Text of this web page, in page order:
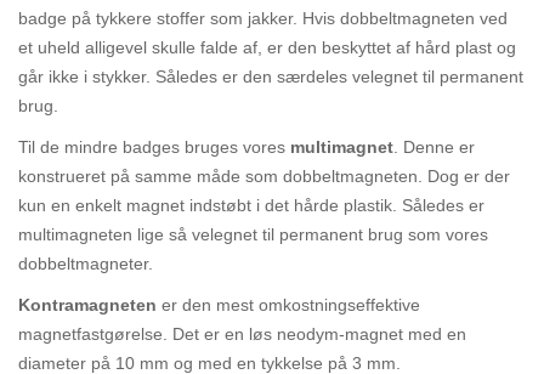
badge på tykkere stoffer som jakker. Hvis dobbeltmagneten ved
et uheld alligevel skulle falde af, er den beskyttet af hård plast og
går ikke i stykker. Således er den særdeles velegnet til permanent
brug.
Til de mindre badges bruges vores multimagnet . Denne er
konstrueret på samme måde som dobbeltmagneten. Dog er der
kun en enkelt magnet indstøbt i det hårde plastik. Således er
multimagneten lige så velegnet til permanent brug som vores
dobbeltmagneter.
Kontramagneten er den mest omkostningseffektive
magnetfastgørelse. Det er en løs neodym-magnet med en
diameter på 10 mm og med en tykkelse på 3 mm.